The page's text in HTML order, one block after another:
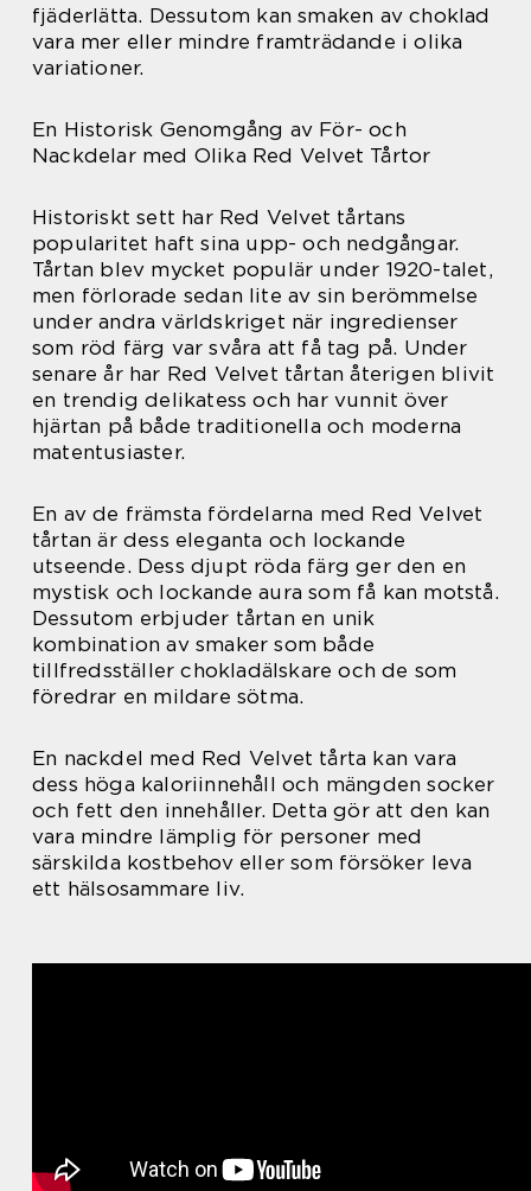
fjäderlätta. Dessutom kan smaken av choklad
vara mer eller mindre framträdande i olika
variationer.
En Historisk Genomgång av För- och
Nackdelar med Olika Red Velvet Tårtor
Historiskt sett har Red Velvet tårtans
popularitet haft sina upp- och nedgångar.
Tårtan blev mycket populär under 1920-talet,
men förlorade sedan lite av sin berömmelse
under andra världskriget när ingredienser
som röd färg var svåra att få tag på. Under
senare år har Red Velvet tårtan återigen blivit
en trendig delikatess och har vunnit över
hjärtan på både traditionella och moderna
matentusiaster.
En av de främsta fördelarna med Red Velvet
tårtan är dess eleganta och lockande
utseende. Dess djupt röda färg ger den en
mystisk och lockande aura som få kan motstå.
Dessutom erbjuder tårtan en unik
kombination av smaker som både
tillfredsställer chokladälskare och de som
föredrar en mildare sötma.
En nackdel med Red Velvet tårta kan vara
dess höga kaloriinnehåll och mängden socker
och fett den innehåller. Detta gör att den kan
vara mindre lämplig för personer med
särskilda kostbehov eller som försöker leva
ett hälsosammare liv.